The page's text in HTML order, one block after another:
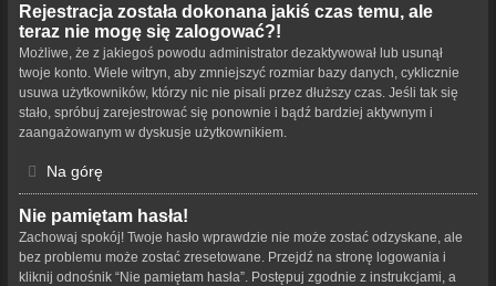
Rejestracja została dokonana jakiś czas temu, ale
teraz nie mogę się zalogować?!
Możliwe, że z jakiegoś powodu administrator dezaktywował lub usunął
twoje konto. Wiele witryn, aby zmniejszyć rozmiar bazy danych, cyklicznie
usuwa użytkowników, którzy nic nie pisali przez dłuższy czas. Jeśli tak się
stało, spróbuj zarejestrować się ponownie i bądź bardziej aktywnym i
zaangażowanym w dyskusje użytkownikiem.
Na górę
Nie pamiętam hasła!
Zachowaj spokój! Twoje hasło wprawdzie nie może zostać odzyskane, ale
bez problemu może zostać zresetowane. Przejdź na stronę logowania i
kliknij odnośnik “Nie pamiętam hasła”. Postępuj zgodnie z instrukcjami, a